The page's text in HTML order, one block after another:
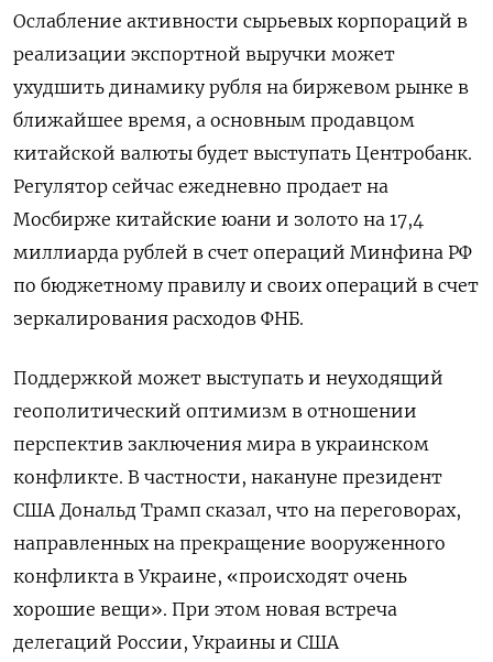
Ослабление активности сырьевых корпораций в
реализации экспортной выручки может
ухудшить динамику рубля на биржевом рынке в
ближайшее время, ​а основным продавцом
китайской валюты будет выступать Центробанк.
Регулятор сейчас ежедневно продает на
Мосбирже китайские юани и золото на 17,4
миллиарда рублей в счет операций Минфина РФ
по бюджетному правилу и своих операций в счет
зеркалирования расходов ФНБ.
Поддержкой может ⁠выступать и неуходящий
геополитический оптимизм в отношении
перспектив заключения мира в украинском
конфликте. ‍В частности, накануне президент
США Дональд Трамп сказал, что на переговорах,
направленных на прекращение вооруженного
конфликта в Украине, «происходят очень
хорошие вещи». При ‌этом новая встреча
делегаций России, Украины и США